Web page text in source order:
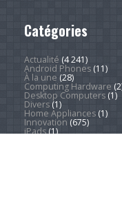
Catégories
Actualité (4 241)
Android Phones(11)
À la une (28)
Computing Hardware
Desktop Computers(1)
Divers(1)
Home Appliances(1)
Innovation (675)
iPads(1)